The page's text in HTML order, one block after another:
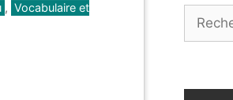
, Vocabulaire et